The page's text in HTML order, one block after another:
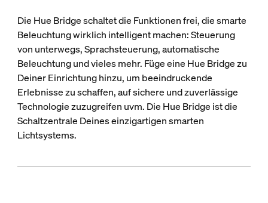
Die Hue Bridge schaltet die Funktionen frei, die smarte
Beleuchtung wirklich intelligent machen: Steuerung
von unterwegs, Sprachsteuerung, automatische
Beleuchtung und vieles mehr. Füge eine Hue Bridge zu
Deiner Einrichtung hinzu, um beeindruckende
Erlebnisse zu schaffen, auf sichere und zuverlässige
Technologie zuzugreifen uvm. Die Hue Bridge ist die
Schaltzentrale Deines einzigartigen smarten
Lichtsystems.